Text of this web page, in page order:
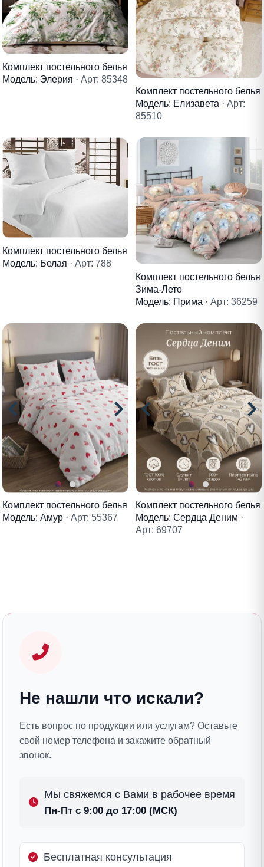
Комплект постельного белья
Модель: Элерия · Арт: 85348
Комплект постельного белья
Модель: Елизавета · Арт:
85510
Комплект постельного белья
Модель: Белая · Арт: 788
Комплект постельного белья
Зима-Лето
Модель: Прима · Арт: 36259
Комплект постельного белья
Модель: Амур · Арт: 55367
Комплект постельного белья
Модель: Сердца Деним ·
Арт: 69707
Не нашли что искали?
Есть вопрос по продукции или услугам? Оставьте
свой номер телефона и закажите обратный
звонок.
Мы свяжемся с Вами в рабочее время
Пн-Пт с 9:00 до 17:00 (МСК)
Бесплатная консультация